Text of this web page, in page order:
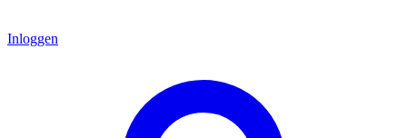
Inloggen